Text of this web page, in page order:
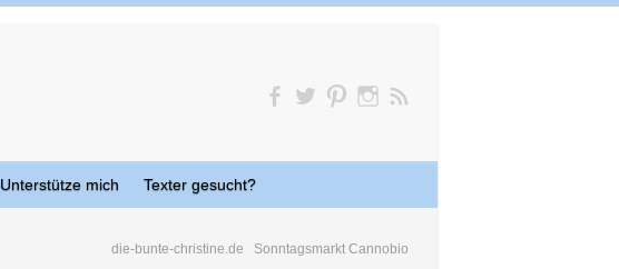
Unterstütze mich Texter gesucht?
die-bunte-christine.de Sonntagsmarkt Cannobio